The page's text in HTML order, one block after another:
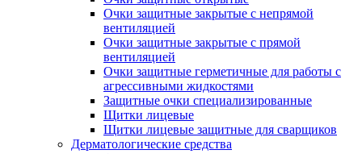
Очки защитные закрытые с непрямой
вентиляцией
Очки защитные закрытые с прямой
вентиляцией
Очки защитные герметичные для работы с
агрессивными жидкостями
Защитные очки специализированные
Щитки лицевые
Щитки лицевые защитные для сварщиков
Дерматологические средства